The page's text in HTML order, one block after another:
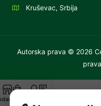
Kruševac, Srbija
Autorska prava © 2026